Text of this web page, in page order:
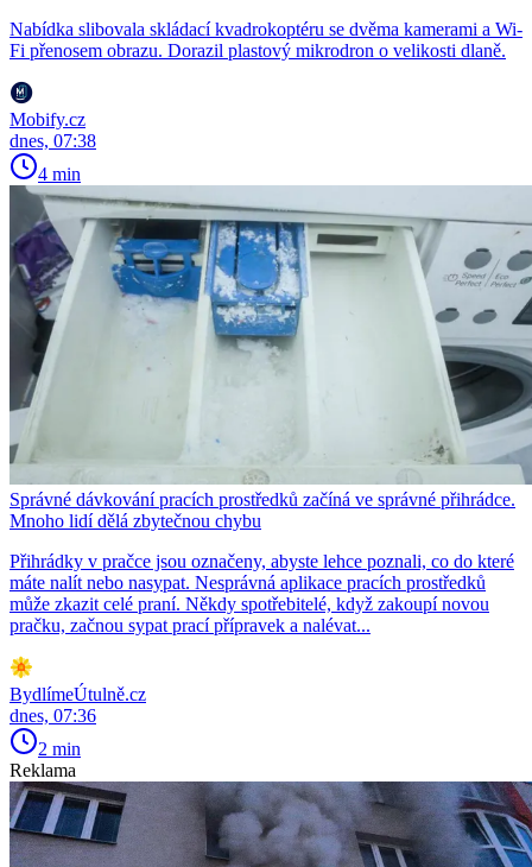
Nabídka slibovala skládací kvadrokoptéru se dvěma kamerami a Wi-
Fi přenosem obrazu. Dorazil plastový mikrodron o velikosti dlaně.
Mobify.cz
dnes, 07:38
4 min
Správné dávkování pracích prostředků začíná ve správné přihrádce.
Mnoho lidí dělá zbytečnou chybu
Přihrádky v pračce jsou označeny, abyste lehce poznali, co do které
máte nalít nebo nasypat. Nesprávná aplikace pracích prostředků
může zkazit celé praní. Někdy spotřebitelé, když zakoupí novou
pračku, začnou sypat prací přípravek a nalévat...
BydlímeÚtulně.cz
dnes, 07:36
2 min
Reklama